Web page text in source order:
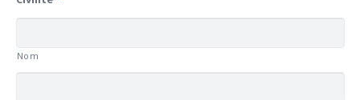
Nom